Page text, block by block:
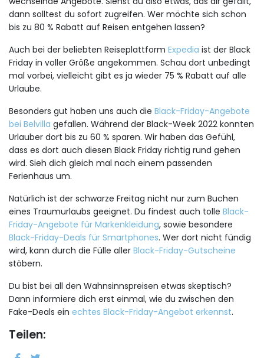
dann solltest du sofort zugreifen. Wer möchte sich schon
bis zu 80 % Rabatt auf Reisen entgehen lassen?
Auch bei der beliebten Reiseplattform Expedia ist der Black
Friday in voller Größe angekommen. Schau dort unbedingt
mal vorbei, vielleicht gibt es ja wieder 75 % Rabatt auf alle
Urlaube.
Besonders gut haben uns auch die Black-Friday-Angebote
bei Belvilla gefallen. Während der Black-Week 2022 konnten
Urlauber dort bis zu 60 % sparen. Wir haben das Gefühl,
dass es dort auch diesen Black Friday richtig rund gehen
wird. Sieh dich gleich mal nach einem passenden
Ferienhaus um.
Natürlich ist der schwarze Freitag nicht nur zum Buchen
eines Traumurlaubs geeignet. Du findest auch tolle Black-
Friday-Angebote für Markenkleidung, sowie besondere
Black-Friday-Deals für Smartphones. Wer dort nicht fündig
wird, kann durch die Fülle aller Black-Friday-Gutscheine
stöbern.
Du bist bei all den Wahnsinnspreisen etwas skeptisch?
Dann informiere dich erst einmal, wie du zwischen den
Fake-Deals ein echtes Black-Friday-Angebot erkennst.
Teilen: